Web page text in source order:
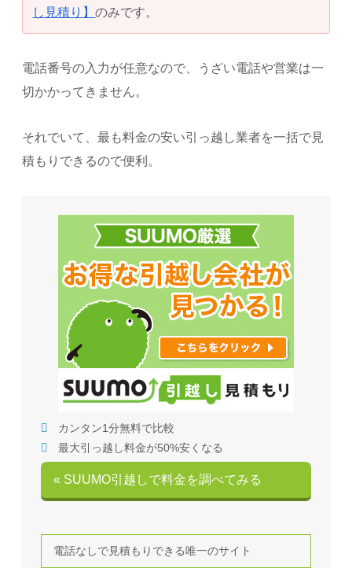
し見積り】のみです。
電話番号の入力が任意なので、うざい電話や営業は一
切かかってきません。
それでいて、最も料金の安い引っ越し業者を一括で見
積もりできるので便利。
カンタン1分無料で比較
最大引っ越し料金が50%安くなる
« SUUMO引越しで料金を調べてみる
電話なしで見積もりできる唯一のサイト